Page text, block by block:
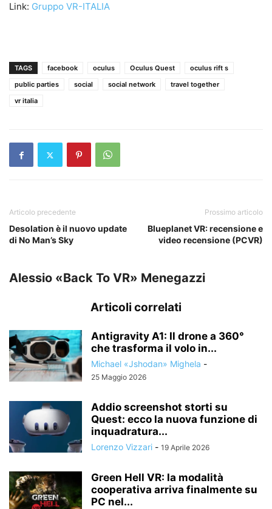
Link: Gruppo VR-ITALIA
TAGS facebook oculus Oculus Quest
oculus rift s
public parties
social social network
travel together
vr italia
Articolo precedente
Desolation è il nuovo update
di No Man’s Sky
Prossimo articolo
Blueplanet VR: recensione e
video recensione (PCVR)
Alessio «Back To VR» Menegazzi
Articoli correlati
Antigravity A1: Il drone a 360°
che trasforma il volo in...
Michael «Jshodan» Mighela -
25 Maggio 2026
Addio screenshot storti su
Quest: ecco la nuova funzione di
inquadratura...
Lorenzo Vizzari - 19 Aprile 2026
Green Hell VR: la modalità
cooperativa arriva finalmente su
PC nel...